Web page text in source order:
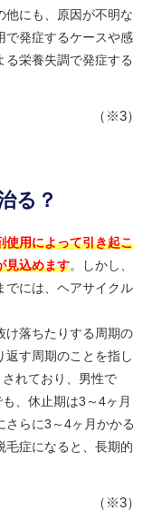
他にも、原因が不明な
で発症するケースや感
る栄養失調で発症する
（※3）
る？
使用によって引き起こ
見込めます。しかし、
でには、ヘアサイクル
け落ちたりする周期の
返す周期のことを指し
れており、男性で
、休止期は3～4ヶ月
さらに3～4ヶ月かかる
毛症になると、長期的
（※3）